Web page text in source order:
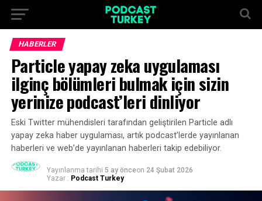
HABERLER
Particle yapay zeka uygulaması
ilginç bölümleri bulmak için sizin
yerinize podcast’leri dinliyor
Eski Twitter mühendisleri tarafından geliştirilen Particle adlı
yapay zeka haber uygulaması, artık podcast’lerde yayınlanan
haberleri ve web’de yayınlanan haberleri takip edebiliyor.
Yayınlanma tarihi 5 ay önceon 24 Şubat 2026
Yazar : Podcast Turkey